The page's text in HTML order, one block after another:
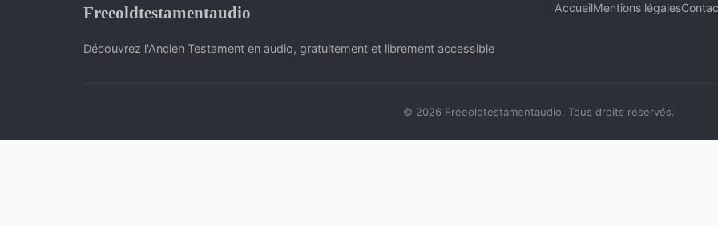
Freeoldtestamentaudio
Découvrez l'Ancien Testament en audio, gratuitement et librement accessible
AccueilMentions légales
© 2026 Freeoldtestamentaudio. Tous droits réservés.